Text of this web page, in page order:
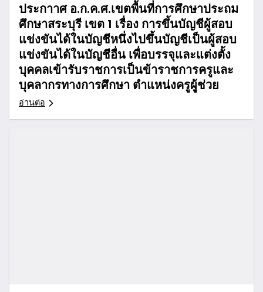
ประกาาศ อ.ก.ค.ศ.เขตพื้นที่การศึกษาประถม
ศึกษาสระบุรี เขต 1 เรื่อง การขึ้นบัญชีผู้สอบ
แข่งขันได้ในบัญชีหนึ่งไปขึ้นบัญชีเป็นผู้สอบ
แข่งขันได้ในบัญชีอื่น เพื่อบรรจุและแต่งตั้ง
บุคคลเข้ารับราชการเป็นข้าราชการครูและ
บุคลากรทางการศึกษา ตำแหน่งครูผูุ้ช่วย
อ่านต่อ